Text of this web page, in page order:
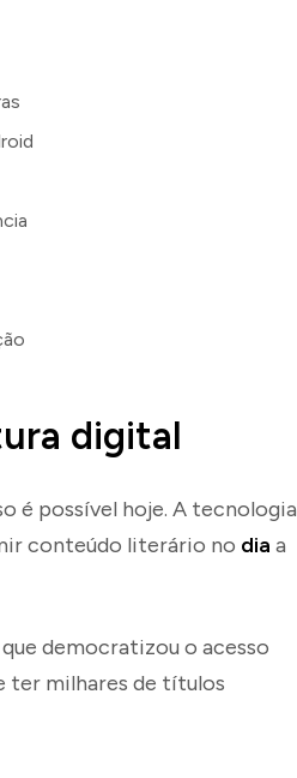
digital
é possível hoje. A tecnologia
conteúdo literário no dia a
democratizou o acesso
ter milhares de títulos